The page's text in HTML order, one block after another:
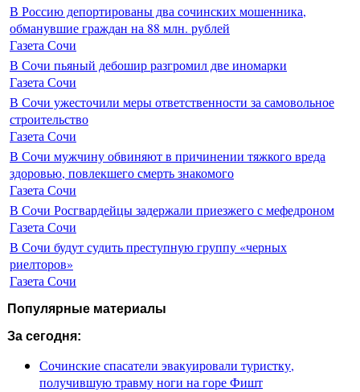
В Россию депортированы два сочинских мошенника,
обманувшие граждан на 88 млн. рублей
Газета Сочи
В Сочи пьяный дебошир разгромил две иномарки
Газета Сочи
В Сочи ужесточили меры ответственности за самовольное
строительство
Газета Сочи
В Сочи мужчину обвиняют в причинении тяжкого вреда
здоровью, повлекшего смерть знакомого
Газета Сочи
В Сочи Росгвардейцы задержали приезжего с мефедроном
Газета Сочи
В Сочи будут судить преступную группу «черных
риелторов»
Газета Сочи
Популярные материалы
За сегодня:
Сочинские спасатели эвакуировали туристку,
получившую травму ноги на горе Фишт